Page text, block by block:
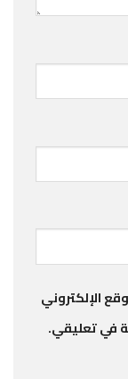
الإلكتروني
في تعليقي.